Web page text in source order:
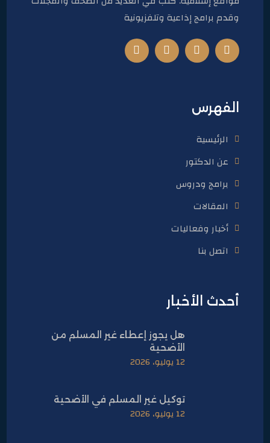
وقدم برامج إذاعية وتلفزيونية
الفهرس
الرئيسية
عن الدكتور
برامج ودروس
المقالات
أخبار وفعاليات
اتصل بنا
أحدث الأخبار
هل يجوز إعطاء غير المسلم من
الأضحية
12 يوليو، 2026
توكيل غير المسلم في الأضحية
12 يوليو، 2026